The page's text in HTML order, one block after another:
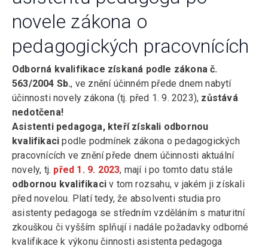
novele zákona o
pedagogických pracovnících
Odborná kvalifikace získaná podle zákona č.
563/2004 Sb., ve znění účinném přede dnem nabytí
účinnosti novely zákona (tj. před 1. 9. 2023), zůstává
nedotčena!
Asistenti pedagoga, kteří získali odbornou
kvalifikaci podle podmínek zákona o pedagogických
pracovnících ve znění přede dnem účinnosti aktuální
novely, tj. před 1. 9. 2023, mají i po tomto datu stále
odbornou kvalifikaci v tom rozsahu, v jakém ji získali
před novelou. Platí tedy, že absolventi studia pro
asistenty pedagoga se středním vzděláním s maturitní
zkouškou či vyšším splňují i nadále požadavky odborné
kvalifikace k výkonu činnosti asistenta pedagoga